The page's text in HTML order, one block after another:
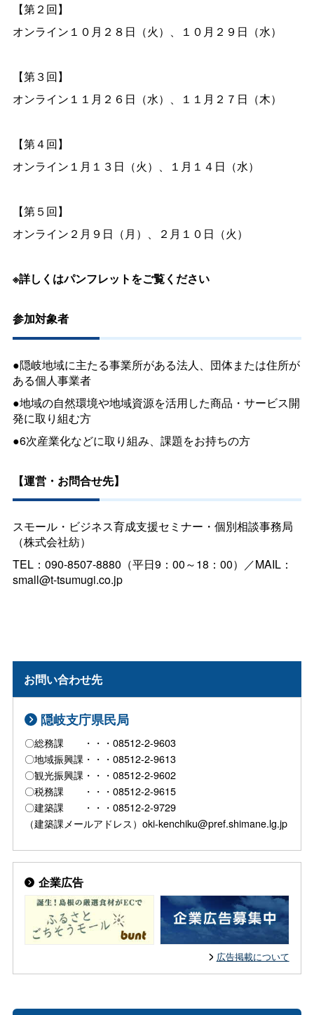
【第２回】
オンライン１０月２８日（火）、１０月２９日（水）
【第３回】
オンライン１１月２６日（水）、１１月２７日（木）
【第４回】
オンライン１月１３日（火）、１月１４日（水）
【第５回】
オンライン２月９日（月）、２月１０日（火）
※詳しくはパンフレットをご覧ください
参加対象者
●隠岐地域に主たる事業所がある法人、団体または住所が
ある個人事業者
●地域の自然環境や地域資源を活用した商品・サービス開
発に取り組む方
●6次産業化などに取り組み、課題をお持ちの方
【運営・お問合せ先】
スモール・ビジネス育成支援セミナー・個別相談事務局
（株式会社紡）
TEL：090-8507-8880（平日9：00～18：00）／MAIL：
small@t-tsumugi.co.jp
お問い合わせ先
隠岐支庁県民局
〇総務課 ・・・08512-2-9603
〇地域振興課・・・08512-2-9613
〇観光振興課・・・08512-2-9602
〇税務課 ・・・08512-2-9615
〇建築課 ・・・08512-2-9729
（建築課メールアドレス）oki-kenchiku@pref.shimane.lg.jp
企業広告
広告掲載について